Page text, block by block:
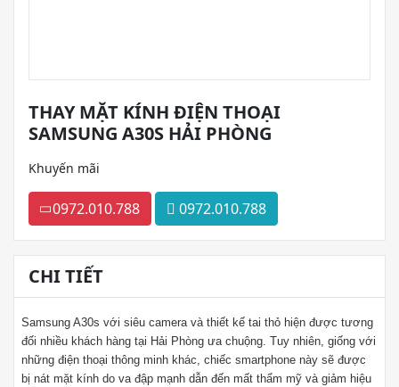
THAY MẶT KÍNH ĐIỆN THOẠI
SAMSUNG A30S HẢI PHÒNG
Khuyến mãi
0972.010.788 0972.010.788
CHI TIẾT
Samsung A30s với siêu camera và thiết kế tai thỏ hiện được tương
đối nhiều khách hàng tại Hải Phòng ưa chuộng. Tuy nhiên, giống với
những điện thoại thông minh khác, chiếc smartphone này sẽ được
bị nát mặt kính do va đập mạnh dẫn đến mất thẩm mỹ và giảm hiệu